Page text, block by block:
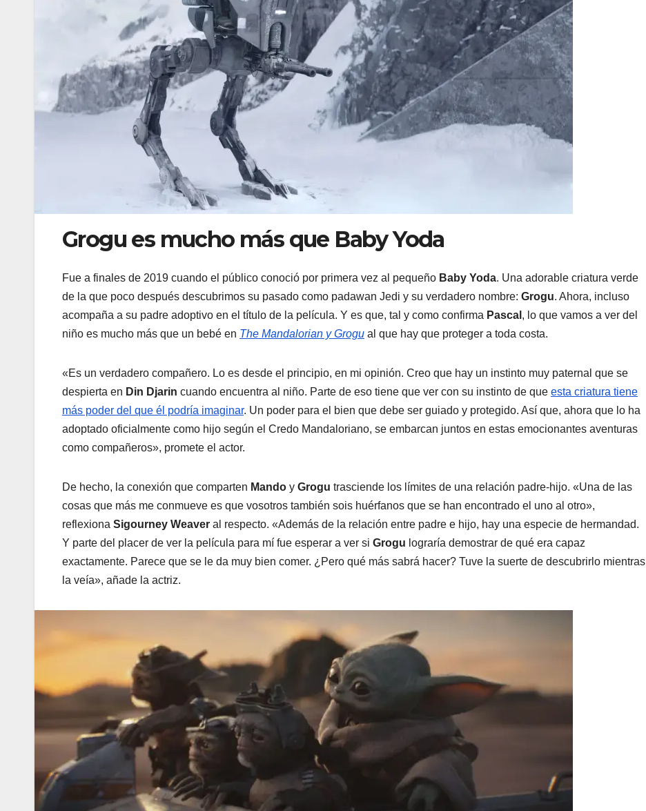
Grogu es mucho más que Baby Yoda
Fue a finales de 2019 cuando el público conoció por primera vez al pequeño Baby Yoda. Una adorable criatura verde
de la que poco después descubrimos su pasado como padawan Jedi y su verdadero nombre: Grogu. Ahora, incluso
acompaña a su padre adoptivo en el título de la película. Y es que, tal y como confirma Pascal , lo que vamos a ver del
niño es mucho más que un bebé en The Mandalorian y Grogu al que hay que proteger a toda costa.
«Es un verdadero compañero. Lo es desde el principio, en mi opinión. Creo que hay un instinto muy paternal que se
despierta en Din Djarin cuando encuentra al niño. Parte de eso tiene que ver con su instinto de que esta criatura tiene
más poder del que él podría imaginar. Un poder para el bien que debe ser guiado y protegido. Así que, ahora que lo ha
adoptado oficialmente como hijo según el Credo Mandaloriano, se embarcan juntos en estas emocionantes aventuras
como compañeros», promete el actor.
De hecho, la conexión que comparten Mando y Grogu trasciende los límites de una relación padre-hijo. «Una de las
cosas que más me conmueve es que vosotros también sois huérfanos que se han encontrado el uno al otro»,
reflexiona Sigourney Weaver al respecto. «Además de la relación entre padre e hijo, hay una especie de hermandad.
Y parte del placer de ver la película para mí fue esperar a ver si Grogu lograría demostrar de qué era capaz
exactamente. Parece que se le da muy bien comer. ¿Pero qué más sabrá hacer? Tuve la suerte de descubrirlo mientras
la veía», añade la actriz.